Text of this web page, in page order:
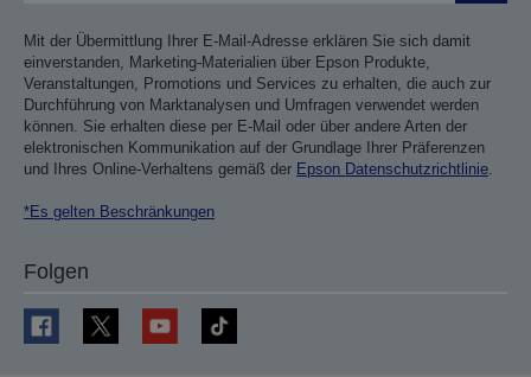
Mit der Übermittlung Ihrer E-Mail-Adresse erklären Sie sich damit
einverstanden, Marketing-Materialien über Epson Produkte,
Veranstaltungen, Promotions und Services zu erhalten, die auch zur
Durchführung von Marktanalysen und Umfragen verwendet werden
können. Sie erhalten diese per E-Mail oder über andere Arten der
elektronischen Kommunikation auf der Grundlage Ihrer Präferenzen
und Ihres Online-Verhaltens gemäß der Epson Datenschutzrichtlinie.
*Es gelten Beschränkungen
Folgen